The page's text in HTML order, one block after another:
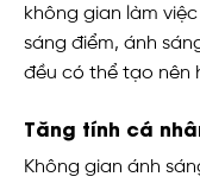
không gian làm
sáng điểm, ánh
đều có thể tạo nên
Tăng tính cá
Không gian ánh